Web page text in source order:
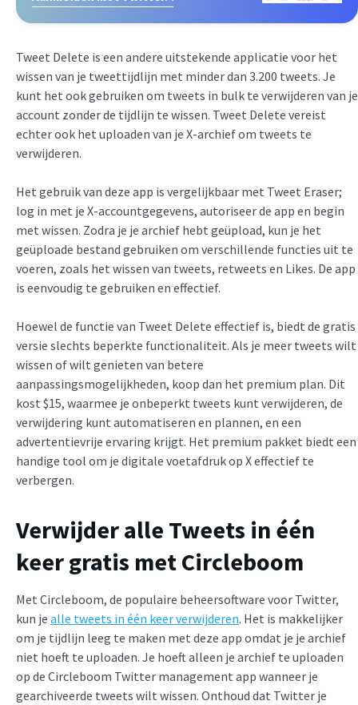
Tweet Delete is een andere uitstekende applicatie voor het
wissen van je tweettijdlijn met minder dan 3.200 tweets. Je
kunt het ook gebruiken om tweets in bulk te verwijderen van je
account zonder de tijdlijn te wissen. Tweet Delete vereist
echter ook het uploaden van je X-archief om tweets te
verwijderen.
Het gebruik van deze app is vergelijkbaar met Tweet Eraser;
log in met je X-accountgegevens, autoriseer de app en begin
met wissen. Zodra je je archief hebt geüpload, kun je het
geüploade bestand gebruiken om verschillende functies uit te
voeren, zoals het wissen van tweets, retweets en Likes. De app
is eenvoudig te gebruiken en effectief.
Hoewel de functie van Tweet Delete effectief is, biedt de gratis
versie slechts beperkte functionaliteit. Als je meer tweets wilt
wissen of wilt genieten van betere
aanpassingsmogelijkheden, koop dan het premium plan. Dit
kost $15, waarmee je onbeperkt tweets kunt verwijderen, de
verwijdering kunt automatiseren en plannen, en een
advertentievrije ervaring krijgt. Het premium pakket biedt een
handige tool om je digitale voetafdruk op X effectief te
verbergen.
Verwijder alle Tweets in één
keer gratis met Circleboom
Met Circleboom, de populaire beheersoftware voor Twitter,
kun je alle tweets in één keer verwijderen. Het is makkelijker
om je tijdlijn leeg te maken met deze app omdat je je archief
niet hoeft te uploaden. Je hoeft alleen je archief te uploaden
op de Circleboom Twitter management app wanneer je
gearchiveerde tweets wilt wissen. Onthoud dat Twitter je